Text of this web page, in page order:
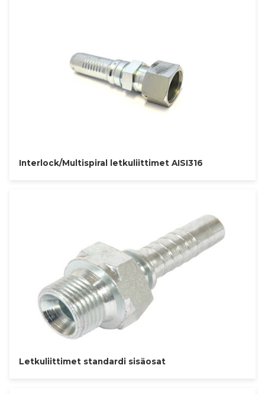
Interlock/Multispiral letkuliittimet AISI316
Letkuliittimet standardi sisäosat